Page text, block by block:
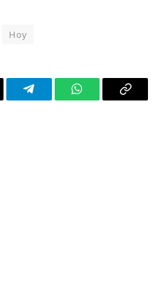
Hoy
TelegramWhatsAppCopy